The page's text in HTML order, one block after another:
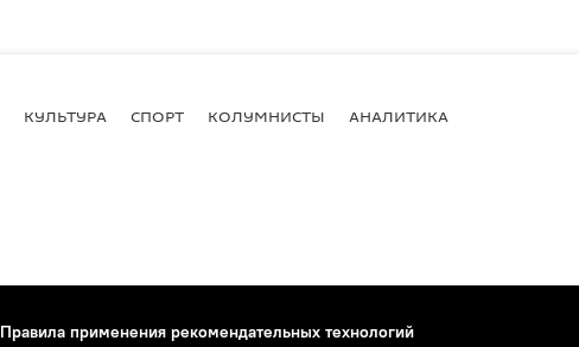
КУЛЬТУРА СПОРТ КОЛУМНИСТЫ АНАЛИТИКА
Правила применения рекомендательных технологий